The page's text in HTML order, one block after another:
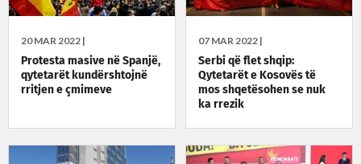
20 MAR 2022 |
Protesta masive në Spanjë,
qytetarët kundërshtojnë
rritjen e çmimeve
07 MAR 2022 |
Serbi që flet shqip:
Qytetarët e Kosovës të
mos shqetësohen se nuk
ka rrezik